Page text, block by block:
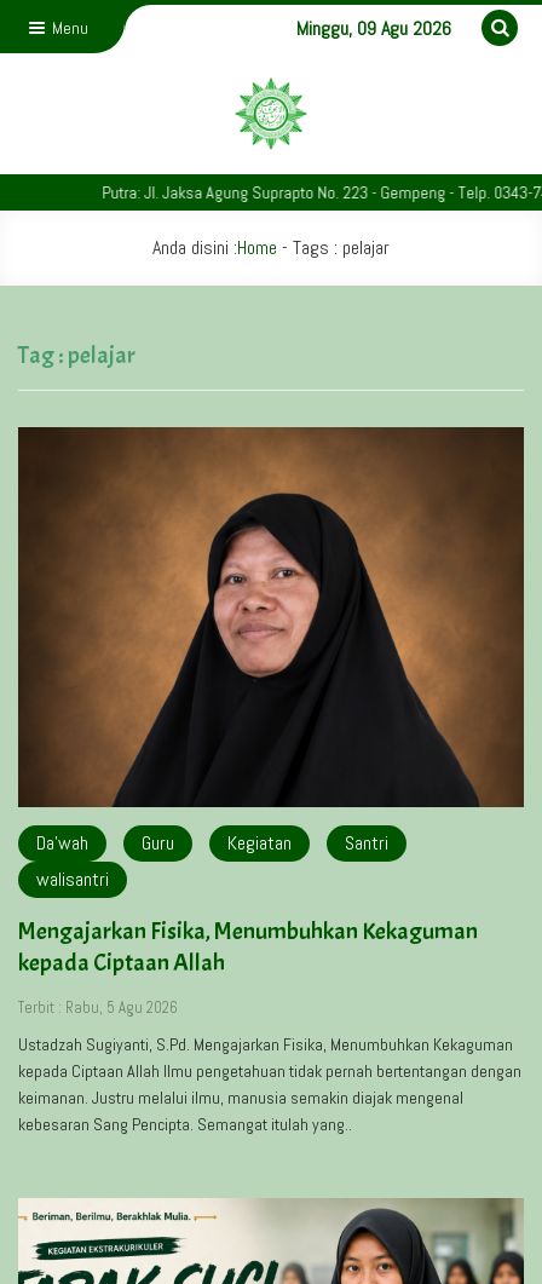
Menu Minggu, 09 Agu 2026
Putra: Jl. Jaksa Agung Suprapto No. 223 - Gempeng - Telp. 0343-741932 |
Anda disini :Home - Tags : pelajar
Tag : pelajar
Da'wah Guru Kegiatan
Santri
walisantri
Mengajarkan Fisika, Menumbuhkan Kekaguman
kepada Ciptaan Allah
Terbit : Rabu, 5 Agu 2026
Ustadzah Sugiyanti, S.Pd. Mengajarkan Fisika, Menumbuhkan Kekaguman
kepada Ciptaan Allah Ilmu pengetahuan tidak pernah bertentangan dengan
keimanan. Justru melalui ilmu, manusia semakin diajak mengenal
kebesaran Sang Pencipta. Semangat itulah yang..